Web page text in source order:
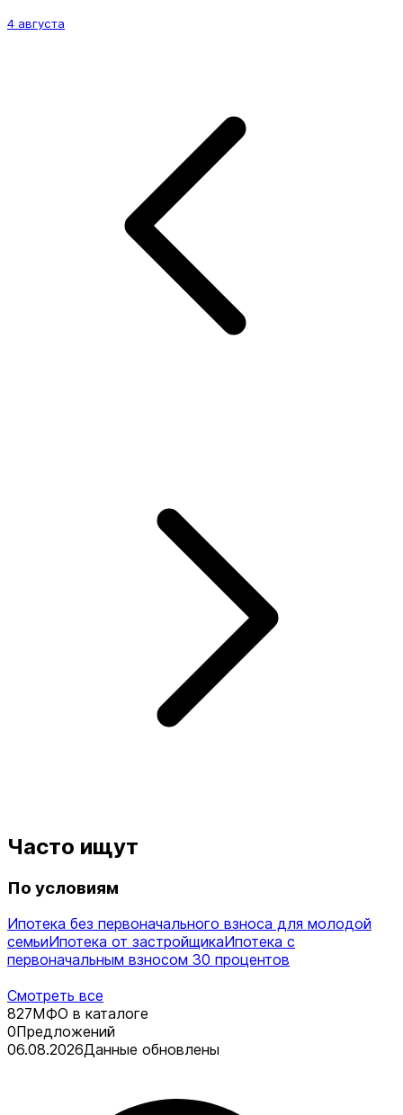
4 августа
Часто ищут
По условиям
Ипотека без первоначального взноса для молодой
семьиИпотека от застройщикаИпотека с
первоначальным взносом 30 процентов
Смотреть все
827МФО в каталоге
0Предложений
06.08.2026Данные обновлены